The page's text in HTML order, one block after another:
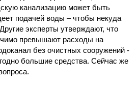
канализацию может быть
подачей воды – чтобы некуда
эксперты утверждают, что
превышают расходы на
без очистных сооружений -
большие средства. Сейчас же